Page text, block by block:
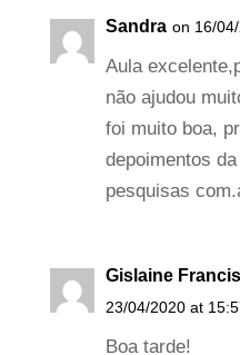
Sandra on 16/
Aula
não ajudou
foi muito boa,
depoimentos
pesquisas
Gislaine
23/04/2020 at
Boa tarde!